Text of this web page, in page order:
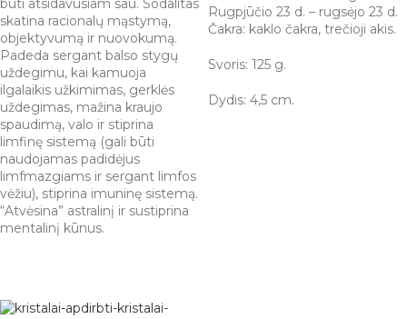
būti atsidavusiam sau. Sodalitas
skatina racionalų mąstymą,
objektyvumą ir nuovokumą.
Padeda sergant balso stygų
uždegimu, kai kamuoja
ilgalaikis užkimimas, gerklės
uždegimas, mažina kraujo
spaudimą, valo ir stiprina
limfinę sistemą (gali būti
naudojamas padidėjus
limfmazgiams ir sergant limfos
vėžiu), stiprina imuninę sistemą.
“Atvėsina” astralinį ir sustiprina
mentalinį kūnus.
Rugpjūčio 23 d. – rugsėjo 23 d.
Čakra: kaklo čakra, trečioji akis.
Svoris: 125 g.
Dydis: 4,5 cm.